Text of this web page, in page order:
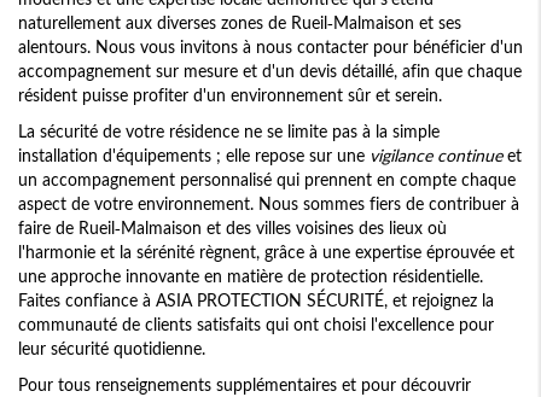
naturellement aux diverses zones de Rueil-Malmaison et ses
alentours. Nous vous invitons à nous contacter pour bénéficier d'un
accompagnement sur mesure et d'un devis détaillé, afin que chaque
résident puisse profiter d'un environnement sûr et serein.
La sécurité de votre résidence ne se limite pas à la simple
installation d'équipements ; elle repose sur une vigilance continueet
un accompagnement personnalisé qui prennent en compte chaque
aspect de votre environnement. Nous sommes fiers de contribuer à
faire de Rueil-Malmaison et des villes voisines des lieux où
l'harmonie et la sérénité règnent, grâce à une expertise éprouvée et
une approche innovante en matière de protection résidentielle.
Faites confiance à ASIA PROTECTION SÉCURITÉ, et rejoignez la
communauté de clients satisfaits qui ont choisi l'excellence pour
leur sécurité quotidienne.
Pour tous renseignements supplémentaires et pour découvrir